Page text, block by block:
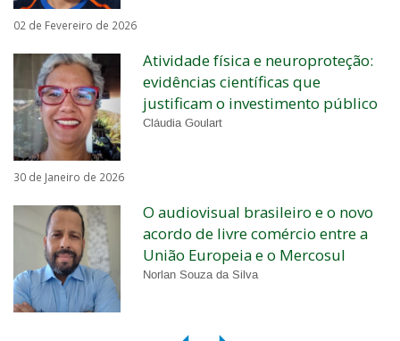
02 de Fevereiro de 2026
Atividade física e neuroproteção:
evidências científicas que
justificam o investimento público
Cláudia Goulart
30 de Janeiro de 2026
O audiovisual brasileiro e o novo
acordo de livre comércio entre a
União Europeia e o Mercosul
Norlan Souza da Silva